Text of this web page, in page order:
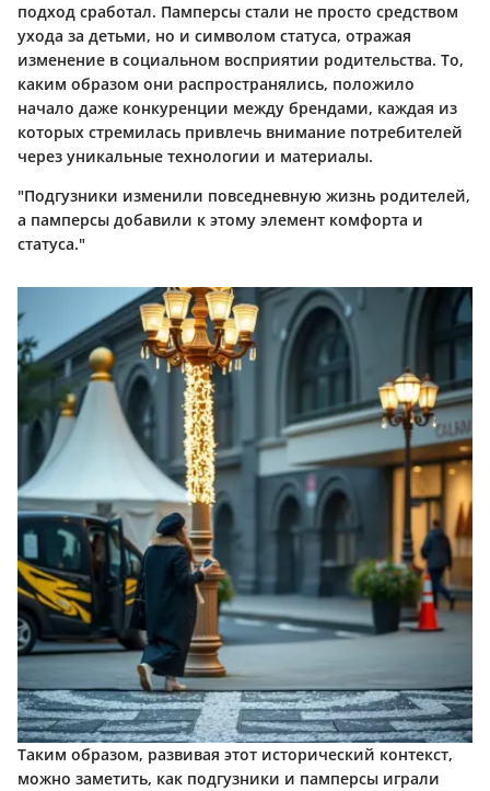
подход сработал. Памперсы стали не просто средством
ухода за детьми, но и символом статуса, отражая
изменение в социальном восприятии родительства. То,
каким образом они распространялись, положило
начало даже конкуренции между брендами, каждая из
которых стремилась привлечь внимание потребителей
через уникальные технологии и материалы.
"Подгузники изменили повседневную жизнь родителей,
а памперсы добавили к этому элемент комфорта и
статуса."
Таким образом, развивая этот исторический контекст,
можно заметить, как подгузники и памперсы играли